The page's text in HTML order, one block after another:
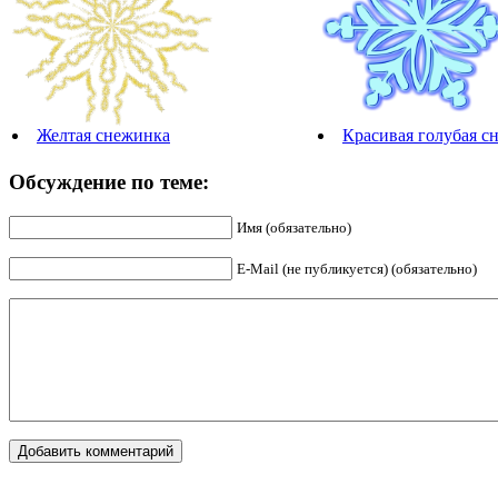
Желтая снежинка Красивая голубая
Обсуждение по теме:
Имя (обязательно)
E-Mail (не публикуется) (обязательно)